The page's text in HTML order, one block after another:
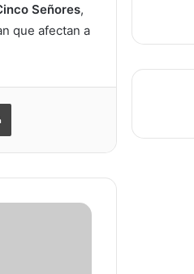
Señores,
que afectan a
Print